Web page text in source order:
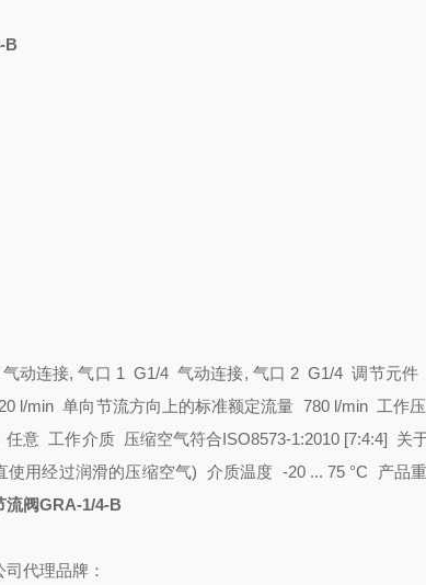
B
气动连接, 气口 1 G1/4气动连接, 气口 2 G1/4调节元件
l/min单向节流方向上的标准额定流量 780 l/min 工作
任意 工作介质 压缩空气符合ISO8573-1:2010 [7:4:4] 关
使用经过润滑的压缩空气) 介质温度 -20 ... 75 °C 产品
流阀GRA-1/4-B
代理品牌：